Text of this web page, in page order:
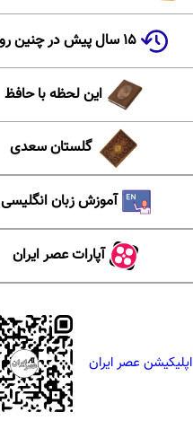
۱۵ سال پیش در چنین روزی
این لحظه با حافظ
گلستان سعدی
آموزش زبان انگلیسی
آپارات عصر ایران
اپلیکیشن عصر ایران